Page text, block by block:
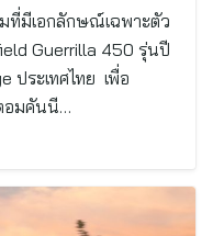
ที่มีเอกลักษณ์เฉพาะตัว
Guerrilla 450 รุ่นปี
ประเทศไทย เพื่อ
อมคันนี…